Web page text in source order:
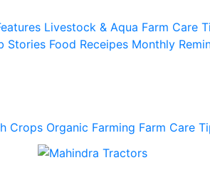
Livestock & Aqua Farm Care
Stories Food Receipes Monthly
Crops Organic Farming Farm Care